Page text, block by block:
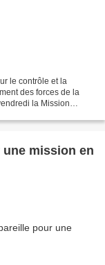
le contrôle et la
des forces de la
la Mission
une mission en